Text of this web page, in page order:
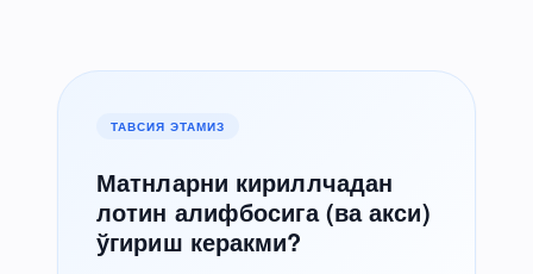
ТАВСИЯ ЭТАМИЗ
Матнларни кириллчадан
лотин алифбосига (ва акси)
ўгириш керакми?